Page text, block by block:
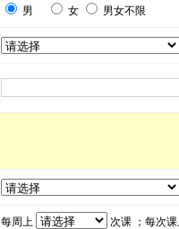
男 女 男女不限
每周上 次课 ；每次